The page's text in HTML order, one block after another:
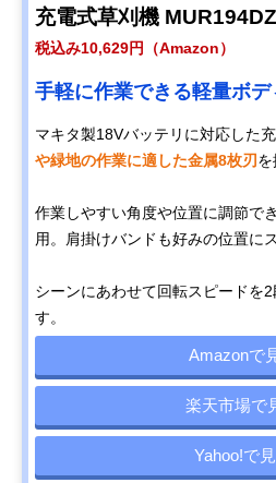
充電式草刈機 MUR194DZ
税込み10,629円（Amazon）
手軽に作業できる軽量ボ
マキタ製18Vバッテリに対応した充
や緑地の作業に適した金属8枚刃
作業しやすい角度や位置に調節で
用。肩掛けバンドも好みの位置に
シーンにあわせて回転スピードを
す。
Amazonで
楽天市場で
Yahoo!で